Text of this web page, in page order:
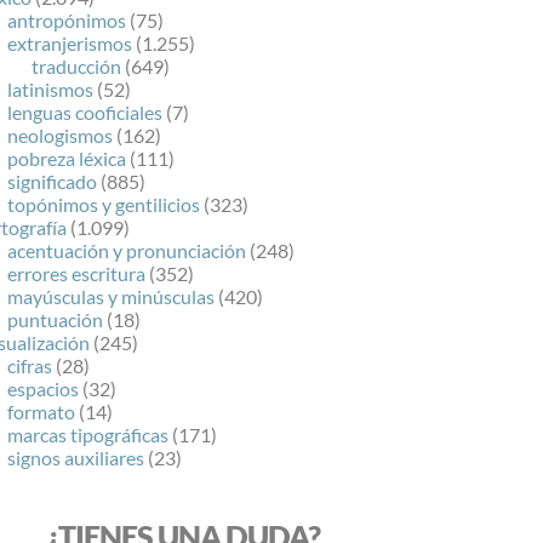
antropónimos (75)
extranjerismos (1.255)
traducción (649)
latinismos (52)
lenguas cooficiales (7)
neologismos (162)
pobreza léxica (111)
significado (885)
topónimos y gentilicios (323)
(1.099)
acentuación y pronunciación (248)
errores escritura (352)
mayúsculas y minúsculas (420)
puntuación (18)
(245)
cifras (28)
espacios (32)
formato (14)
marcas tipográficas (171)
signos auxiliares (23)
¿TIENES UNA DUDA?